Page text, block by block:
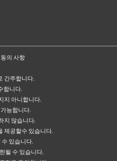
의 사항
간주합니다.
합니다.
지 아니합니다.
능합니다.
지 않습니다.
제공할수 있습니다.
있습니다.
될 수 있습니다.